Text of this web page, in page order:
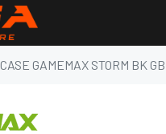
CASE GAMEMAX STORM BK